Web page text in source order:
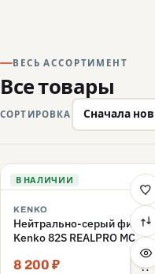
ВЕСЬ АССОРТИМЕНТ
Все товары
СОРТИРОВКА
В НАЛИЧИИ
KENKO
Нейтрально-серый фильтр
Kenko 82S REALPRO MC
8 200 ₽